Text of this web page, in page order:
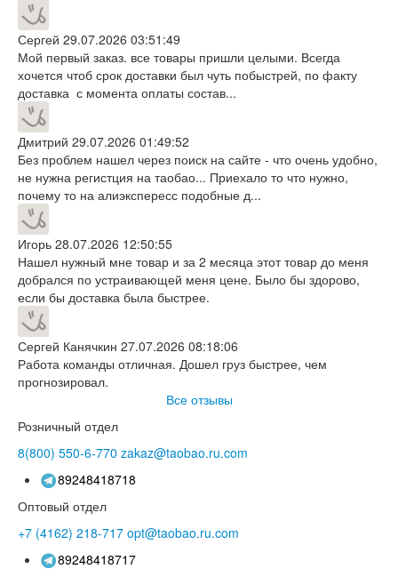
Сергей 29.07.2026 03:51:49
Мой первый заказ. все товары пришли целыми. Всегда
хочется чтоб срок доставки был чуть побыстрей, по факту
доставка с момента оплаты состав...
Дмитрий 29.07.2026 01:49:52
Без проблем нашел через поиск на сайте - что очень удобно,
не нужна регистция на таобао... Приехало то что нужно,
почему то на алиэкспересс подобные д...
Игорь 28.07.2026 12:50:55
Нашел нужный мне товар и за 2 месяца этот товар до меня
добрался по устраивающей меня цене. Было бы здорово,
если бы доставка была быстрее.
Сергей Канячкин 27.07.2026 08:18:06
Работа команды отличная. Дошел груз быстрее, чем
прогнозировал.
Все отзывы
Розничный отдел
8(800) 550-6-770 zakaz@taobao.ru.com
89248418718
Оптовый отдел
+7 (4162) 218-717 opt@taobao.ru.com
89248418717